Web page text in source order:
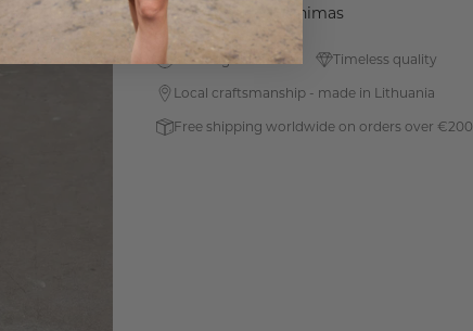
Pristatymas ir grąžinimas
Creating since 2013
Timeless quality
Local craftsmanship - made in Lithuania
Free shipping worldwide on orders over €200